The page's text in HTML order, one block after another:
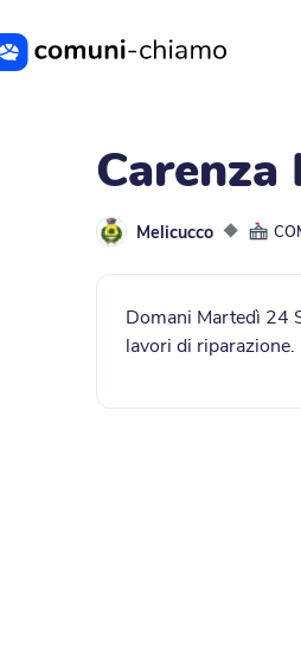
al contenuto principale
Melicucco ◆
Domani Martedì 24
lavori di riparazione.